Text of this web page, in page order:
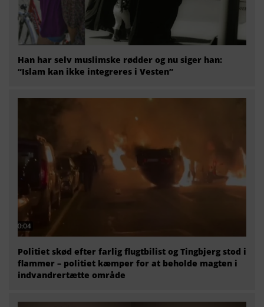
Han har selv muslimske rødder og nu siger han:
“Islam kan ikke integreres i Vesten”
Politiet skød efter farlig flugtbilist og Tingbjerg stod i
flammer – politiet kæmper for at beholde magten i
indvandrertætte område